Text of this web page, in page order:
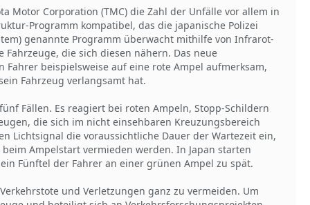
Motor Corporation (TMC) die Zahl der Unfälle vor allem in
Programm kompatibel, das die japanische Polizei
genannte Programm überwacht mithilfe von Infrarot-
die sich diesen nähern. Das neue
beispielsweise auf eine rote Ampel aufmerksam,
Fahrzeug verlangsamt hat.
Fällen. Es reagiert bei roten Ampeln, Stopp-Schildern
die sich im nicht einsehbaren Kreuzungsbereich
Lichtsignal die voraussichtliche Dauer der Wartezeit ein,
Ampelstart vermieden werden. In Japan starten
Fünftel der Fahrer an einer grünen Ampel zu spät.
und Verletzungen ganz zu vermeiden. Um